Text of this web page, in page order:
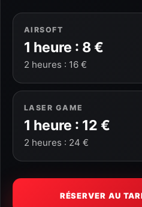
AIRSOFT
1 heure : 8 €
2 heures : 16 €
LASER GAME
1 heure : 12 €
2 heures : 24 €
RÉSERVER AU